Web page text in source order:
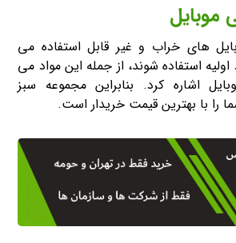
موبایل
های خراب و غیر قابل استفاده می
اولیه استفاده شوند، از جمله این مواد می
اشاره کرد. بنابراین مجموعه سبز
را با بهترین قیمت خریدار است.